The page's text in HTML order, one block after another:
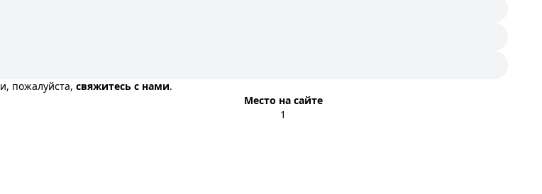
пожалуйста, свяжитесь с нами.
Место на сайте
1